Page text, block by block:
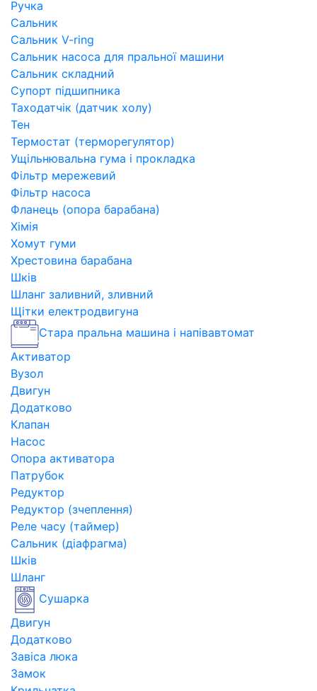
Ручка
Сальник
Сальник V-ring
Сальник насоса для пральної машини
Сальник складний
Супорт підшипника
Таходатчік (датчик холу)
Тен
Термостат (терморегулятор)
Ущільнювальна гума і прокладка
Фільтр мережевий
Фільтр насоса
Фланець (опора барабана)
Хімія
Хомут гуми
Хрестовина барабана
Шків
Шланг заливний, зливний
Щітки електродвигуна
Стара пральна машина і напівавтомат
Активатор
Вузол
Двигун
Додатково
Клапан
Насос
Опора активатора
Патрубок
Редуктор
Редуктор (зчеплення)
Реле часу (таймер)
Сальник (діафрагма)
Шків
Шланг
Сушарка
Двигун
Додатково
Завіса люка
Замок